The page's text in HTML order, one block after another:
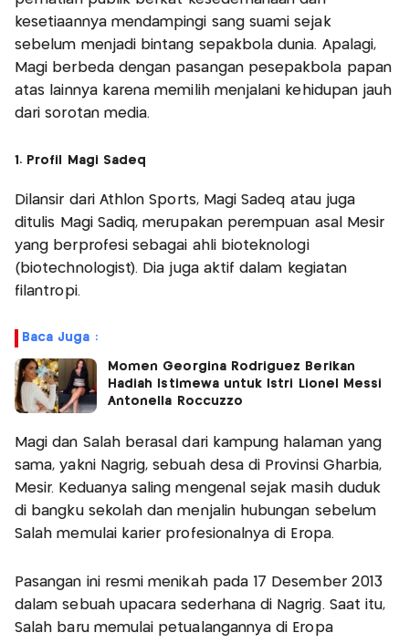
kesetiaannya mendampingi sang suami sejak
sebelum menjadi bintang sepakbola dunia. Apalagi,
Magi berbeda dengan pasangan pesepakbola papan
atas lainnya karena memilih menjalani kehidupan jauh
dari sorotan media.
1. Profil Magi Sadeq
Dilansir dari Athlon Sports, Magi Sadeq atau juga
ditulis Magi Sadiq, merupakan perempuan asal Mesir
yang berprofesi sebagai ahli bioteknologi
(biotechnologist). Dia juga aktif dalam kegiatan
filantropi.
Baca Juga :
Momen Georgina Rodriguez Berikan
Hadiah Istimewa untuk Istri Lionel Messi
Antonella Roccuzzo
Magi dan Salah berasal dari kampung halaman yang
sama, yakni Nagrig, sebuah desa di Provinsi Gharbia,
Mesir. Keduanya saling mengenal sejak masih duduk
di bangku sekolah dan menjalin hubungan sebelum
Salah memulai karier profesionalnya di Eropa.
Pasangan ini resmi menikah pada 17 Desember 2013
dalam sebuah upacara sederhana di Nagrig. Saat itu,
Salah baru memulai petualangannya di Eropa